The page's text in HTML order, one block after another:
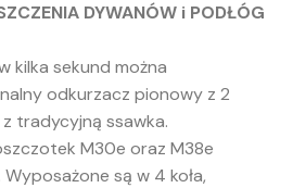
DYWANÓW i PODŁÓG
kilka sekund można
odkurzacz pionowy z 2
tradycyjną ssawka.
M30e oraz M38e
są w 4 koła,